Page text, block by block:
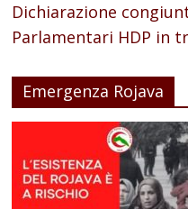
Dichiarazione
Parlamentari HDP in
Emergenza Rojava